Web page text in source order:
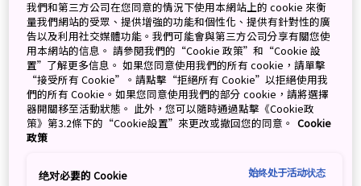
我們和第三方公司在您同意的情況下使用本網站上的 cookie 來衡
量我們網站的受眾、提供增強的功能和個性化、提供有針對性的廣
告以及利用社交媒體功能。我們可能會與第三方公司分享有關您使
用本網站的信息。 請參閱我們的“Cookie 政策”和“Cookie 設
置”了解更多信息。 如果您同意使用我們的所有 cookie，請單擊
“接受所有 Cookie”。請點擊“拒絕所有 Cookie”以拒絕使用我
們的所有 Cookie。如果您同意使用我們的部分 cookie，請將選擇
器開關移至活動狀態。 此外，您可以隨時通過點擊《Cookie政
策》第3.2條下的“Cookie設置”來更改或撤回您的同意。 Cookie
政策
绝对必要的 Cookie 始终处于活动状态